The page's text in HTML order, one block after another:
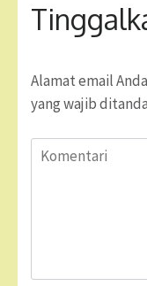
Alamat email
yang wajib
Komentari